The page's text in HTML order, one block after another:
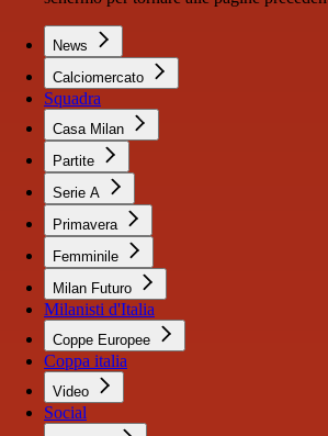
News
Calciomercato
Squadra
Casa Milan
Partite
Serie A
Primavera
Femminile
Milan Futuro
Milanisti d'Italia
Coppe Europee
Coppa italia
Video
Social